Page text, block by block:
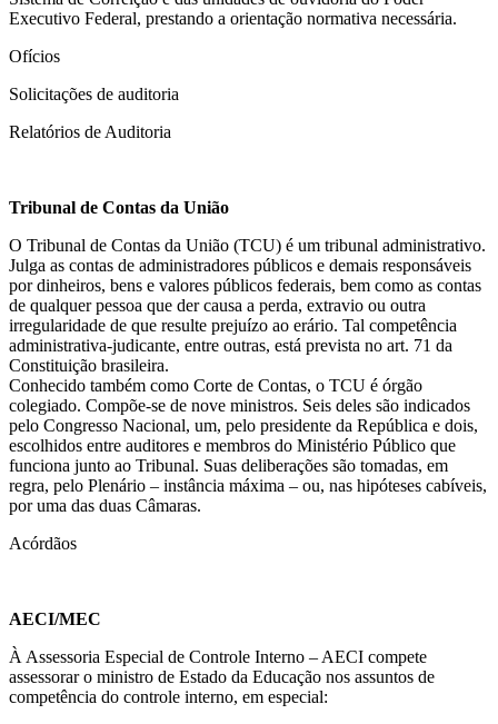
Executivo Federal, prestando a orientação normativa necessária.
Ofícios
Solicitações de auditoria
Relatórios de Auditoria
Tribunal de Contas da União
O Tribunal de Contas da União (TCU) é um tribunal administrativo.
Julga as contas de administradores públicos e demais responsáveis
por dinheiros, bens e valores públicos federais, bem como as contas
de qualquer pessoa que der causa a perda, extravio ou outra
irregularidade de que resulte prejuízo ao erário. Tal competência
administrativa-judicante, entre outras, está prevista no art. 71 da
Constituição brasileira.
Conhecido também como Corte de Contas, o TCU é órgão
colegiado. Compõe-se de nove ministros. Seis deles são indicados
pelo Congresso Nacional, um, pelo presidente da República e dois,
escolhidos entre auditores e membros do Ministério Público que
funciona junto ao Tribunal. Suas deliberações são tomadas, em
regra, pelo Plenário – instância máxima – ou, nas hipóteses cabíveis,
por uma das duas Câmaras.
Acórdãos
AECI/MEC
À Assessoria Especial de Controle Interno – AECI compete
assessorar o ministro de Estado da Educação nos assuntos de
competência do controle interno, em especial: